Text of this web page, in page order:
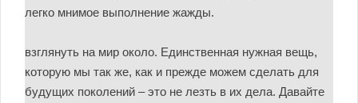
легко мнимое выполнение жажды.
взглянуть на мир около. Единственная нужная вещь,
которую мы так же, как и прежде можем сделать для
будущих поколений – это не лезть в их дела. Давайте